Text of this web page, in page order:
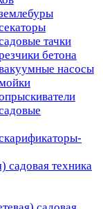
тачки
бетона
насосы
садовая техника